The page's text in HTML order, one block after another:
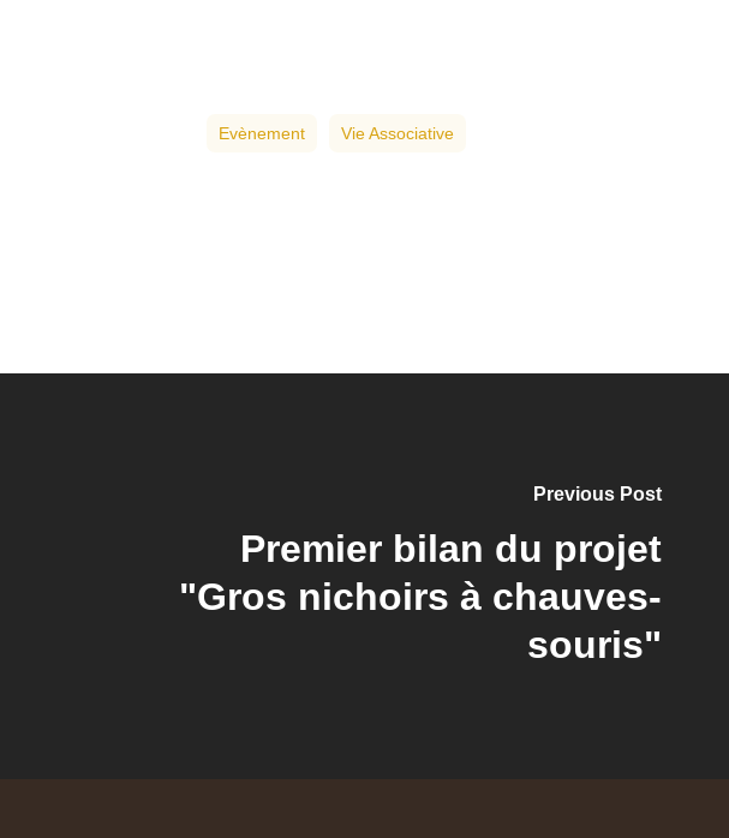
Evènement Vie Associative
Previous Post
Premier bilan du projet
"Gros nichoirs à chauves-
souris"